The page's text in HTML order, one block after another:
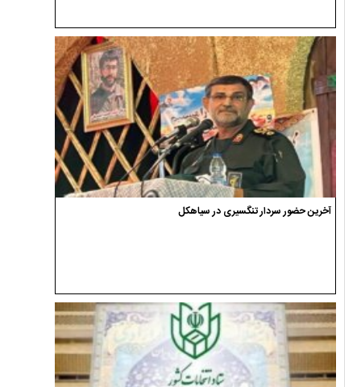
آخرین حضور سردار تنگسیری در سیاهکل